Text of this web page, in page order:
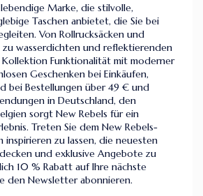
Marke, die stilvolle,
Taschen anbietet, die Sie bei
Von Rollrucksäcken und
zu wasserdichten und reflektierenden
Kollektion Funktionalität mit moderner
Geschenken bei Einkäufen,
bei Bestellungen über 49 € und
in Deutschland, den
sorgt New Rebels für ein
Treten Sie dem New Rebels-
inspirieren zu lassen, die neuesten
und exklusive Angebote zu
10 % Rabatt auf Ihre nächste
den Newsletter abonnieren.